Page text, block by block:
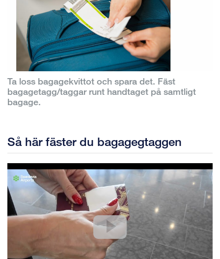
Ta loss bagagekvittot och spara det. Fäst
bagagetagg/taggar runt handtaget på samtligt
bagage.
Så här fäster du bagagegtaggen